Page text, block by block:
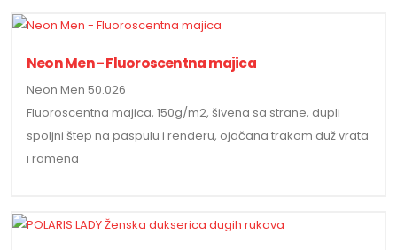
Neon Men - Fluoroscentna majica
Neon Men 50.026
Fluoroscentna majica, 150g/m2, šivena sa strane, dupli
spoljni štep na paspulu i renderu, ojačana trakom duž vrata
i ramena